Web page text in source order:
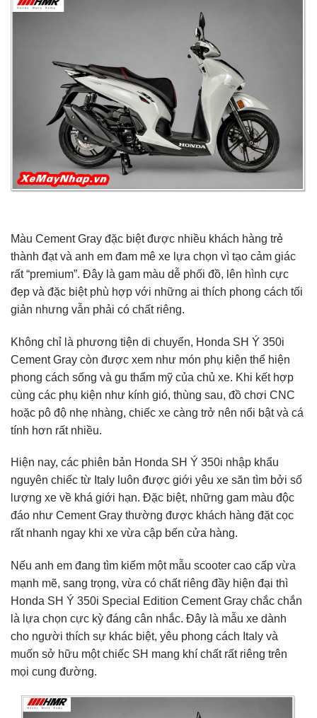
Màu Cement Gray đặc biệt được nhiều khách hàng trẻ
thành đạt và anh em đam mê xe lựa chọn vì tạo cảm giác
rất “premium”. Đây là gam màu dễ phối đồ, lên hình cực
đẹp và đặc biệt phù hợp với những ai thích phong cách tối
giản nhưng vẫn phải có chất riêng.
Không chỉ là phương tiện di chuyển, Honda SH Ý 350i
Cement Gray còn được xem như món phụ kiện thể hiện
phong cách sống và gu thẩm mỹ của chủ xe. Khi kết hợp
cùng các phụ kiện như kính gió, thùng sau, đồ chơi CNC
hoặc pô độ nhẹ nhàng, chiếc xe càng trở nên nổi bật và cá
tính hơn rất nhiều.
Hiện nay, các phiên bản Honda SH Ý 350i nhập khẩu
nguyên chiếc từ Italy luôn được giới yêu xe săn tìm bởi số
lượng xe về khá giới hạn. Đặc biệt, những gam màu độc
đáo như Cement Gray thường được khách hàng đặt cọc
rất nhanh ngay khi xe vừa cập bến cửa hàng.
Nếu anh em đang tìm kiếm một mẫu scooter cao cấp vừa
mạnh mẽ, sang trọng, vừa có chất riêng đầy hiện đại thì
Honda SH Ý 350i Special Edition Cement Gray chắc chắn
là lựa chọn cực kỳ đáng cân nhắc. Đây là mẫu xe dành
cho người thích sự khác biệt, yêu phong cách Italy và
muốn sở hữu một chiếc SH mang khí chất rất riêng trên
mọi cung đường.